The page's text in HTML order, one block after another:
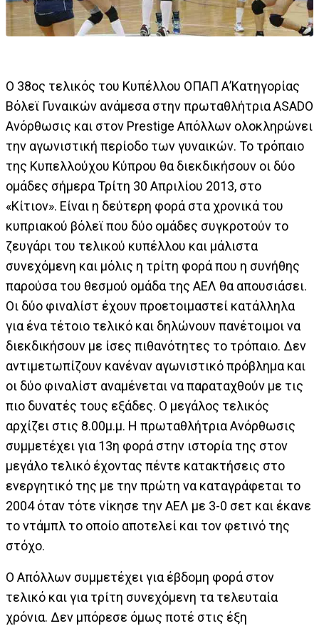
Ο 38ος τελικός του Κυπέλλου ΟΠΑΠ Α’Κατηγορίας
Βόλεϊ Γυναικών ανάμεσα στην πρωταθλήτρια ASADO
Ανόρθωσις και στον Prestige Απόλλων ολοκληρώνει
την αγωνιστική περίοδο των γυναικών. Το τρόπαιο
της Κυπελλούχου Κύπρου θα διεκδικήσουν οι δύο
ομάδες σήμερα Τρίτη 30 Απριλίου 2013, στο
«Κίτιον». Είναι η δεύτερη φορά στα χρονικά του
κυπριακού βόλεϊ που δύο ομάδες συγκροτούν το
ζευγάρι του τελικού κυπέλλου και μάλιστα
συνεχόμενη και μόλις η τρίτη φορά που η συνήθης
παρούσα του θεσμού ομάδα της ΑΕΛ θα απουσιάσει.
Οι δύο φιναλίστ έχουν προετοιμαστεί κατάλληλα
για ένα τέτοιο τελικό και δηλώνουν πανέτοιμοι να
διεκδικήσουν με ίσες πιθανότητες το τρόπαιο. Δεν
αντιμετωπίζουν κανέναν αγωνιστικό πρόβλημα και
οι δύο φιναλίστ αναμένεται να παραταχθούν με τις
πιο δυνατές τους εξάδες. Ο μεγάλος τελικός
αρχίζει στις 8.00μ.μ. Η πρωταθλήτρια Ανόρθωσις
συμμετέχει για 13η φορά στην ιστορία της στον
μεγάλο τελικό έχοντας πέντε κατακτήσεις στο
ενεργητικό της με την πρώτη να καταγράφεται το
2004 όταν τότε νίκησε την ΑΕΛ με 3-0 σετ και έκανε
το ντάμπλ το οποίο αποτελεί και τον φετινό της
στόχο.
Ο Απόλλων συμμετέχει για έβδομη φορά στον
τελικό και για τρίτη συνεχόμενη τα τελευταία
χρόνια. Δεν μπόρεσε όμως ποτέ στις έξη